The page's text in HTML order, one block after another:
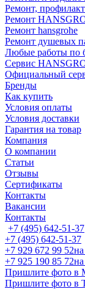
Ремонт,
Ремонт
Ремонт hansgrohe
Ремонт душевых
Любые работы по
Сервис
Официальный
Бренды
Как купить
Условия оплаты
Условия доставки
Гарантия на товар
Компания
О компании
Статьи
Отзывы
Сертификаты
Контакты
Вакансии
Контакты
+7 (495) 642-51-37
+7 (495) 642-51-37
+7 929 672 99 52
+7 925 190 85 72
Пришлите фото в
Пришлите фото в